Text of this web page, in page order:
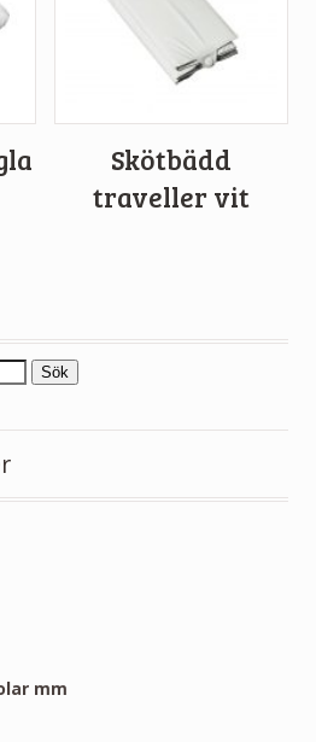
Skötbädd
traveller vit
Sök
mm